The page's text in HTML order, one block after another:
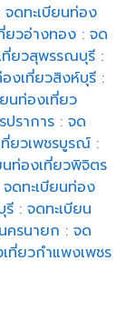
จดทะเบียนท่อง
ยวอ่างทอง: จด
ที่ยวสุพรรณบุรี :
งเที่ยวสิงห์บุรี :
นท่องเที่ยว
ปราการ :จด
ที่ยวเพชรบูรณ์ :
นท่องเที่ยวพิจิตร
จดทะเบียนท่อง
รี :จดทะเบียน
ครนายก :จด
ที่ยวกำแพงเพชร